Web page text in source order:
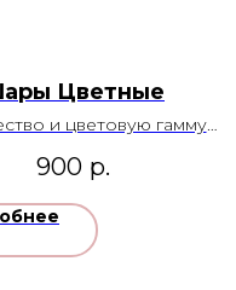
Цветные
и цветовую гамму
900 р.